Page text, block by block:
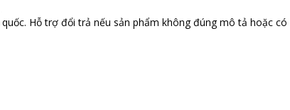
Hỗ trợ đổi trả nếu sản phẩm không đúng mô tả hoặc